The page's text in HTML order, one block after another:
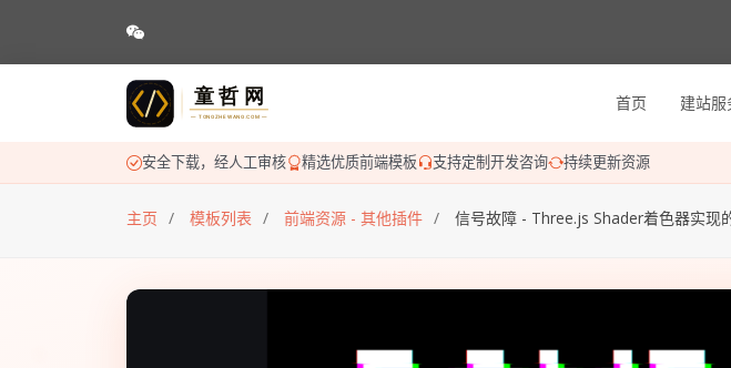
首页 建站服
安全下载，经人工审核 精选优质前端模板 支持定制开发咨询 持续更新资源
主页 模板列表 前端资源 - 其他插件 信号故障 - Three.js Shader着色器实现